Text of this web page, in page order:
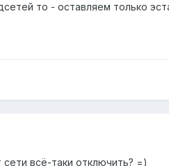
то - оставляем только
всё-таки отключить? =)